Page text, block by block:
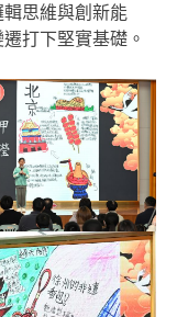
思維與創新能
打下堅實基礎。